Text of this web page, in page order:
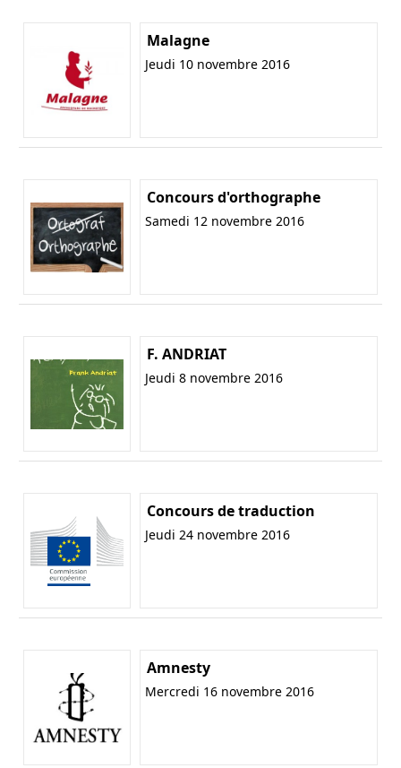
Malagne
Jeudi 10 novembre 2016
Concours d'orthographe
Samedi 12 novembre 2016
F. ANDRIAT
Jeudi 8 novembre 2016
Concours de traduction
Jeudi 24 novembre 2016
Amnesty
Mercredi 16 novembre 2016